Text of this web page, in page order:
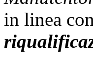
in linea